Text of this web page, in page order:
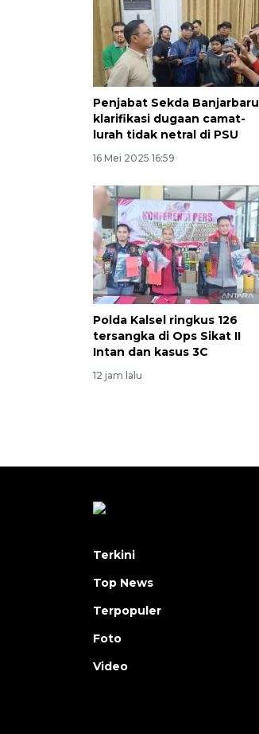
Penjabat Sekda Banjarbaru
klarifikasi dugaan camat-
lurah tidak netral di PSU
16 Mei 2025 16:59
Polda Kalsel ringkus 126
tersangka di Ops Sikat II
Intan dan kasus 3C
12 jam lalu
Terkini
Top News
Terpopuler
Foto
Video